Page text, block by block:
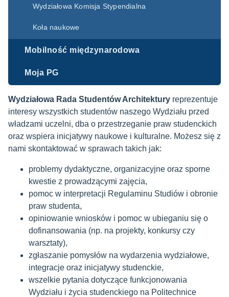
Wydziałowa Komisja Stypendialna
Koła naukowe
Mobilność międzynarodowa
Moja PG
Wydziałowa Rada Studentów Architektury reprezentuje
interesy wszystkich studentów naszego Wydziału przed
władzami uczelni, dba o przestrzeganie praw studenckich
oraz wspiera inicjatywy naukowe i kulturalne. Możesz się z
nami skontaktować w sprawach takich jak:
problemy dydaktyczne, organizacyjne oraz sporne
kwestie z prowadzącymi zajęcia,
pomoc w interpretacji Regulaminu Studiów i obronie
praw studenta,
opiniowanie wniosków i pomoc w ubieganiu się o
dofinansowania (np. na projekty, konkursy czy
warsztaty),
zgłaszanie pomysłów na wydarzenia wydziałowe,
integracje oraz inicjatywy studenckie,
wszelkie pytania dotyczące funkcjonowania
Wydziału i życia studenckiego na Politechnice